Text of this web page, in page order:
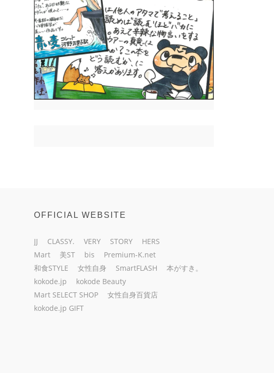
OFFICIAL WEBSITE
JJ CLASSY. VERY STORY
HERS
Mart
美ST bis
Premium-K.net
和食STYLE
女性自身 SmartFLASH
本がすき。
kokode.jp
kokode Beauty
Mart SELECT SHOP
女性自身百貨店
kokode.jp GIFT